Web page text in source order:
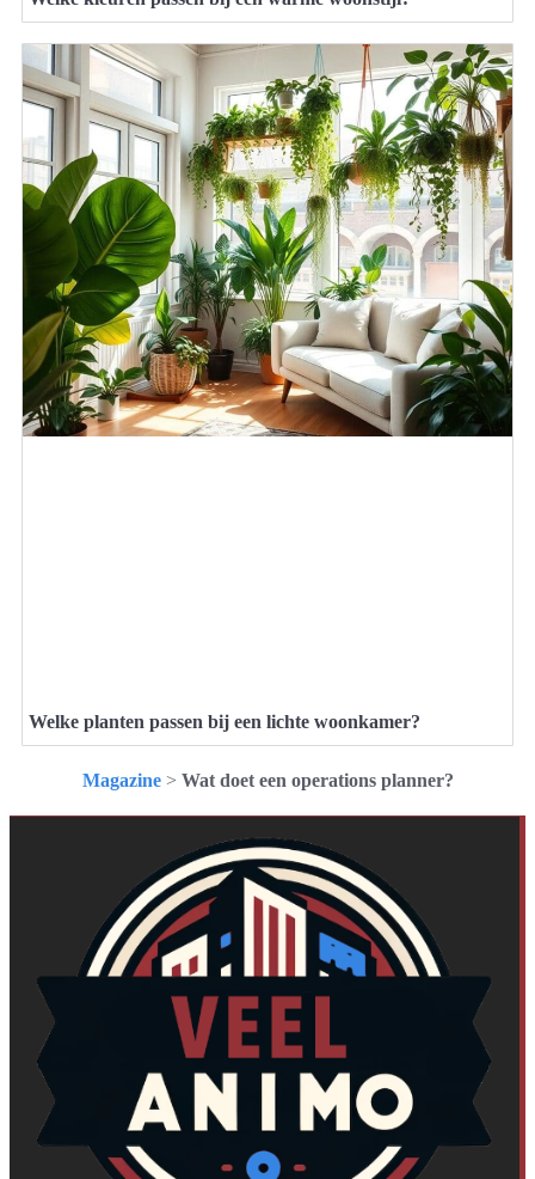
Welke planten passen bij een lichte woonkamer?
Magazine> Wat doet een operations planner?